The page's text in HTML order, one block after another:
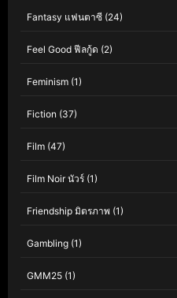
Fantasy แฟนตาซี (24)
Feel Good ฟีลกู้ด (2)
Feminism (1)
Fiction (37)
Film (47)
Film Noir นัวร์ (1)
Friendship มิตรภาพ (1)
Gambling (1)
GMM25 (1)